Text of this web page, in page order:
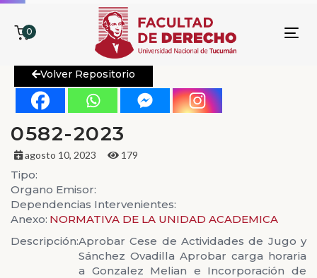
0
Volver Repositorio
0582-2023
agosto 10, 2023 179
Tipo:
Organo Emisor:
Dependencias Intervenientes:
Anexo: NORMATIVA DE LA UNIDAD ACADEMICA
Descripción:Aprobar Cese de Actividades de Jugo y
Sánchez Ovadilla Aprobar carga horaria
a Gonzalez Melian e Incorporación de